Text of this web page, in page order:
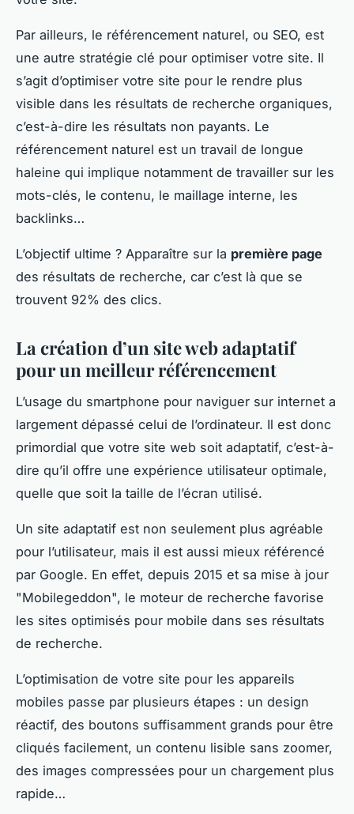
Par ailleurs, le référencement naturel, ou SEO, est
une autre stratégie clé pour optimiser votre site. Il
s’agit d’optimiser votre site pour le rendre plus
visible dans les résultats de recherche organiques,
c’est-à-dire les résultats non payants. Le
référencement naturel est un travail de longue
haleine qui implique notamment de travailler sur les
mots-clés, le contenu, le maillage interne, les
backlinks…
L’objectif ultime ? Apparaître sur la première page
des résultats de recherche, car c’est là que se
trouvent 92% des clics.
La création d’un site web adaptatif
pour un meilleur référencement
L’usage du smartphone pour naviguer sur internet a
largement dépassé celui de l’ordinateur. Il est donc
primordial que votre site web soit adaptatif, c’est-à-
dire qu’il offre une expérience utilisateur optimale,
quelle que soit la taille de l’écran utilisé.
Un site adaptatif est non seulement plus agréable
pour l’utilisateur, mais il est aussi mieux référencé
par Google. En effet, depuis 2015 et sa mise à jour
"Mobilegeddon", le moteur de recherche favorise
les sites optimisés pour mobile dans ses résultats
de recherche.
L’optimisation de votre site pour les appareils
mobiles passe par plusieurs étapes : un design
réactif, des boutons suffisamment grands pour être
cliqués facilement, un contenu lisible sans zoomer,
des images compressées pour un chargement plus
rapide…